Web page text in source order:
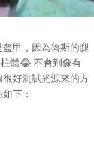
甲，因為魯斯的腿
體😂 不會到像有
好測試光源來的方
下：